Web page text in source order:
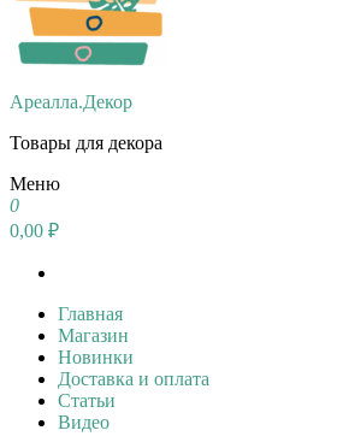
Ареалла.Декор
Товары для декора
Меню
0
0,00 ₽
Главная
Магазин
Новинки
Доставка и оплата
Статьи
Видео